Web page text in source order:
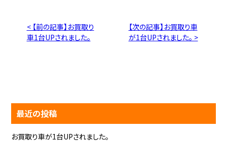
< 【前の記事】お買取り
車1台UPされました。
【次の記事】お買取り車
が1台UPされました。 >
最近の投稿
お買取り車が1台UPされました。